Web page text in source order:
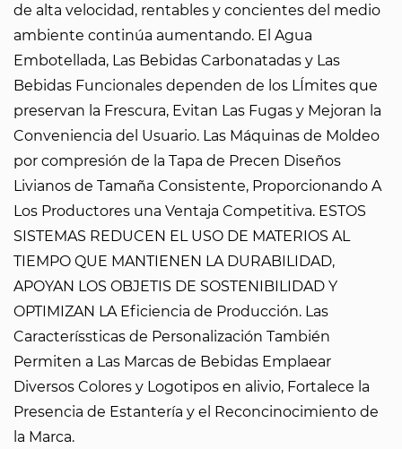
de alta velocidad, rentables y concientes del medio
ambiente continúa aumentando. El Agua
Embotellada, Las Bebidas Carbonatadas y Las
Bebidas Funcionales dependen de los LÍmites que
preservan la Frescura, Evitan Las Fugas y Mejoran la
Conveniencia del Usuario. Las Máquinas de Moldeo
por compresión de la Tapa de Precen Diseños
Livianos de Tamaña Consistente, Proporcionando A
Los Productores una Ventaja Competitiva. ESTOS
SISTEMAS REDUCEN EL USO DE MATERIOS AL
TIEMPO QUE MANTIENEN LA DURABILIDAD,
APOYAN LOS OBJETIS DE SOSTENIBILIDAD Y
OPTIMIZAN LA Eficiencia de Producción. Las
Caracteríssticas de Personalización También
Permiten a Las Marcas de Bebidas Emplaear
Diversos Colores y Logotipos en alivio, Fortalece la
Presencia de Estantería y el Reconcinocimiento de
la Marca.